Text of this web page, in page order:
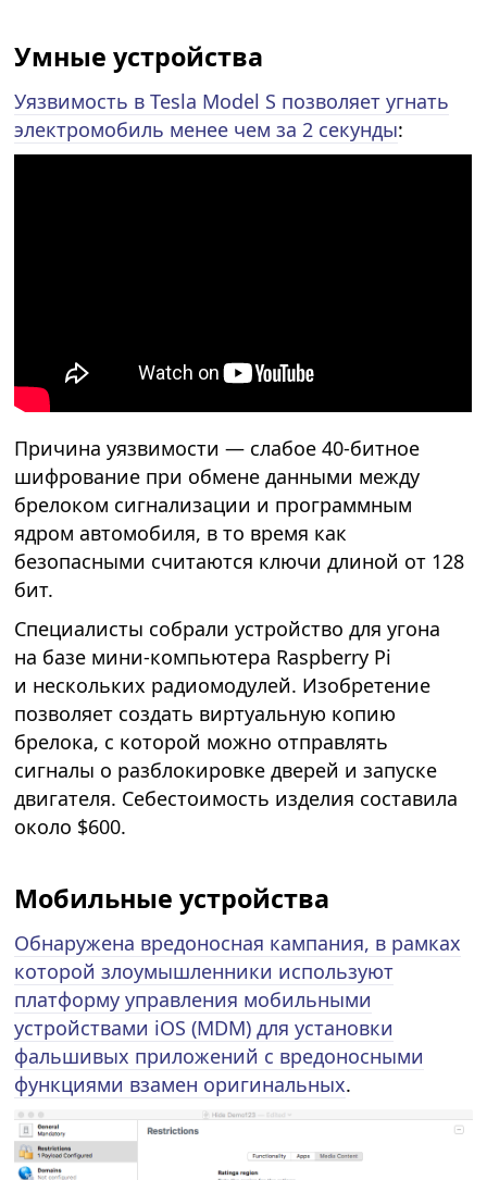
Умные устройства
Уязвимость в Tesla Model S позволяет угнать
электромобиль менее чем за 2 секунды:
Причина уязвимости — слабое 40-битное
шифрование при обмене данными между
брелоком сигнализации и программным
ядром автомобиля, в то время как
безопасными считаются ключи длиной от 128
бит.
Специалисты собрали устройство для угона
на базе мини-компьютера Raspberry Pi
и нескольких радиомодулей. Изобретение
позволяет создать виртуальную копию
брелока, с которой можно отправлять
сигналы о разблокировке дверей и запуске
двигателя. Себестоимость изделия составила
около $600.
Мобильные устройства
Обнаружена вредоносная кампания, в рамках
которой злоумышленники используют
платформу управления мобильными
устройствами iOS (MDM) для установки
фальшивых приложений с вредоносными
функциями взамен оригинальных.